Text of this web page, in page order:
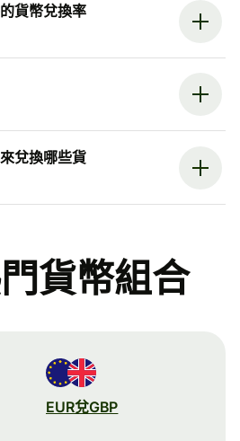
貨幣兌換率
兌換哪些貨
貨幣組合
EUR兌GBP